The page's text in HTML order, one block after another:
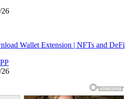
26
Wallet Extension | NFTs and DeFi
26